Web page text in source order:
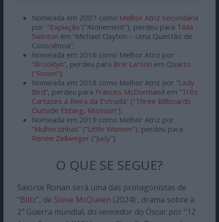
Nomeada em 2007 como Melhor Atriz Secundária
por “Expiação”(“Atonement”), perdeu para Tilda
Swinton em “Michael Clayton – Uma Questão de
Consciência”;
Nomeada em 2016 como Melhor Atriz por
“Brooklyn”, perdeu para Brie Larson em Quarto
(“Room”);
Nomeada em 2018 como Melhor Atriz por “Lady
Bird”, perdeu para Frances McDormand em “Três
Cartazes à Beira da Estrada” (“Three Billboards
Outside Ebbing, Missouri”);
Nomeada em 2019 como Melhor Atriz por
“Mulherzinhas” (“Little Women”), perdeu para
Renée Zellweger (“Judy”).
O QUE SE SEGUE?
Saiorse Ronan será uma das protagonistas de
“Blitz”, de Steve McQueen (2024) , drama sobre a
2ª Guerra mundial, do vencedor do Óscar por“12